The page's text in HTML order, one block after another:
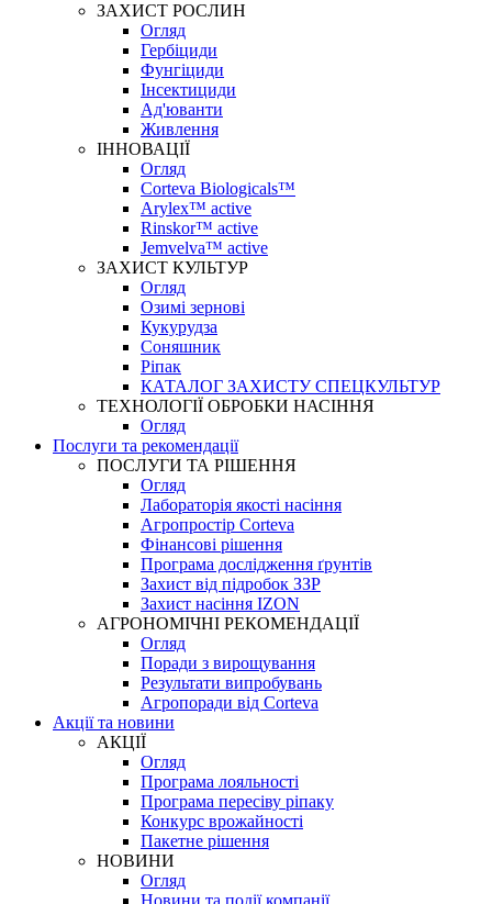
ЗАХИСТ РОСЛИН
Огляд
Гербіциди
Фунгіциди
Інсектициди
Ад'юванти
Живлення
ІННОВАЦІЇ
Огляд
Corteva Biologicals™
Arylex™ active
Rinskor™ active
Jemvelva™ active
ЗАХИСТ КУЛЬТУР
Огляд
Озимі зернові
Кукурудза
Соняшник
Ріпак
КАТАЛОГ ЗАХИСТУ СПЕЦКУЛЬТУР
ТЕХНОЛОГІЇ ОБРОБКИ НАСІННЯ
Огляд
Послуги та рекомендації
ПОСЛУГИ ТА РІШЕННЯ
Огляд
Лабораторія якості насіння
Агропростір Corteva
Фінансові рішення
Програма дослідження ґрунтів
Захист від підробок ЗЗР
Захист насіння IZON
АГРОНОМІЧНІ РЕКОМЕНДАЦІЇ
Огляд
Поради з вирощування
Результати випробувань
Агропоради від Corteva
Акції та новини
АКЦІЇ
Огляд
Програма лояльності
Програма пересіву ріпаку
Конкурс врожайності
Пакетне рішення
НОВИНИ
Огляд
Новини та події компанії